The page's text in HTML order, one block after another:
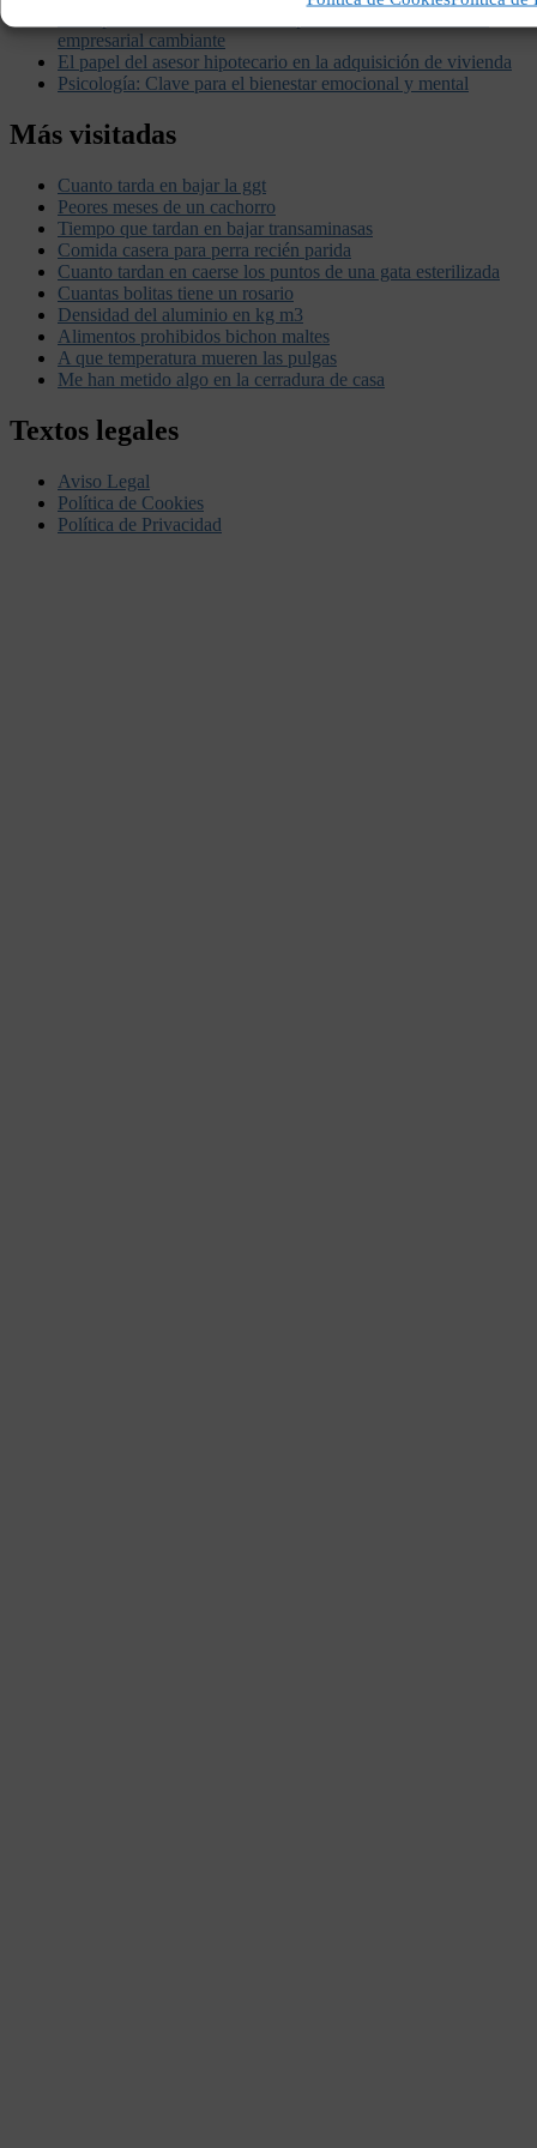
empresarial cambiante
El papel del asesor hipotecario en la adquisición de vivienda
Psicología: Clave para el bienestar emocional y mental
Más visitadas
Cuanto tarda en bajar la ggt
Peores meses de un cachorro
Tiempo que tardan en bajar transaminasas
Comida casera para perra recién parida
Cuanto tardan en caerse los puntos de una gata esterilizada
Cuantas bolitas tiene un rosario
Densidad del aluminio en kg m3
Alimentos prohibidos bichon maltes
A que temperatura mueren las pulgas
Me han metido algo en la cerradura de casa
Textos legales
Aviso Legal
Política de Cookies
Política de Privacidad